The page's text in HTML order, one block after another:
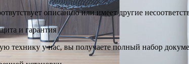
описанию или имеет другие
и гарантия
технику у нас, вы получаете полный набор